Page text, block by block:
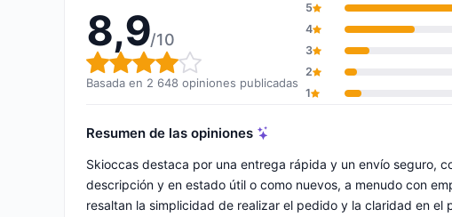
8,9/10
Calificación global: 8,9 de 10
Basada en 2 648 opiniones publicadas
5
4
3
2
1
Resumen de las opiniones
Skioccas destaca por una entrega rápida y un envío seguro,
descripción y en estado útil o como nuevos, a menudo con
resaltan la simplicidad de realizar el pedido y la claridad en